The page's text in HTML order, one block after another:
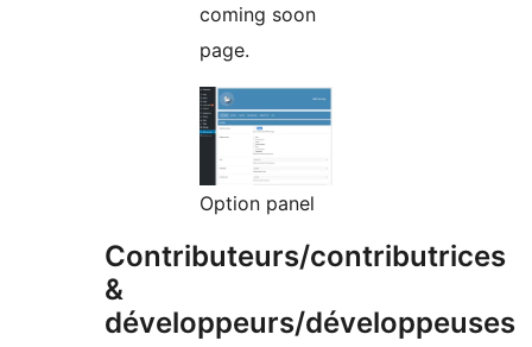
coming soon
page.
Option panel
Contributeurs/contributrices
&
développeurs/développeuses